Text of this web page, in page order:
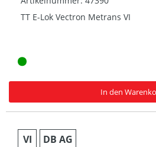
TT E-Lok Vectron Metrans VI
In den
VI DB AG